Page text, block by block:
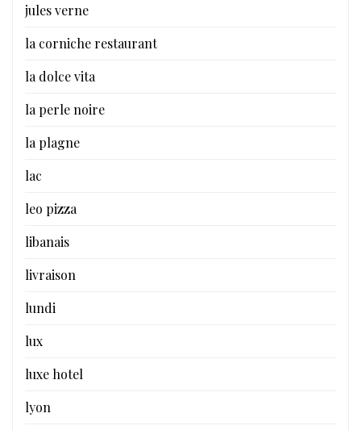
jules verne
la corniche restaurant
la dolce vita
la perle noire
la plagne
lac
leo pizza
libanais
livraison
lundi
lux
luxe hotel
lyon